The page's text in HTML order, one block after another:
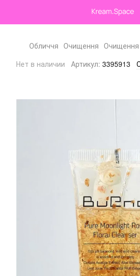
Обличчя Очищення Очищення
Нет в наличии
Артикул: 3395913